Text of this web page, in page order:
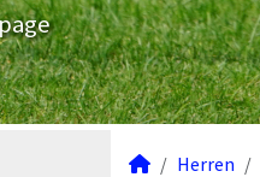
Herren